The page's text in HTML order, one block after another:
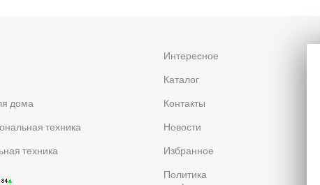
дома
техника
техника
Интересное
Каталог
Контакты
Новости
Избранное
Политика